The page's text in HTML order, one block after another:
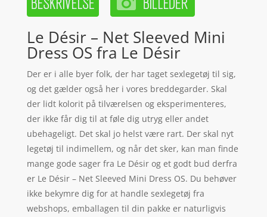
Le Désir – Net Sleeved Mini
Dress OS fra Le Désir
Der er i alle byer folk, der har taget sexlegetøj til sig,
og det gælder også her i vores breddegarder. Skal
der lidt kolorit på tilværelsen og eksperimenteres,
der ikke får dig til at føle dig utryg eller andet
ubehageligt. Det skal jo helst være rart. Der skal nyt
legetøj til indimellem, og når det sker, kan man finde
mange gode sager fra Le Désir og et godt bud derfra
er Le Désir – Net Sleeved Mini Dress OS. Du behøver
ikke bekymre dig for at handle sexlegetøj fra
webshops, emballagen til din pakke er naturligvis